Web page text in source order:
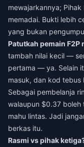
mewajarkannya;
memadai. Bukti lebih
yang bukan
Patutkah pemain F2P
tambah nilai kecil —
pertama — ya. Selain
masuk, dan kod tebus
Sebagai pembelanja
walaupun $0.37 boleh
mahu lintas. Jadi
berkas itu.
Rasmi vs pihak